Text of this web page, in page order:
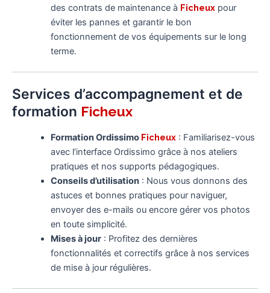
des contrats de maintenance à Ficheux pour
éviter les pannes et garantir le bon
fonctionnement de vos équipements sur le long
terme.
Services d’accompagnement et de
formation Ficheux
Formation Ordissimo Ficheux : Familiarisez-vous
avec l’interface Ordissimo grâce à nos ateliers
pratiques et nos supports pédagogiques.
Conseils d’utilisation: Nous vous donnons des
astuces et bonnes pratiques pour naviguer,
envoyer des e-mails ou encore gérer vos photos
en toute simplicité.
Mises à jour: Profitez des dernières
fonctionnalités et correctifs grâce à nos services
de mise à jour régulières.